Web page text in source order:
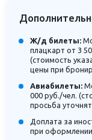
Ж/д билеты:
плацкарт от 3
(стоимость
цены при
Авиабилеты:
000 руб./чел.
просьба
Доплата за
при оформлении